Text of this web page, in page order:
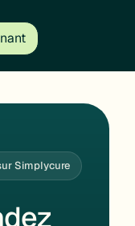
Simplycure